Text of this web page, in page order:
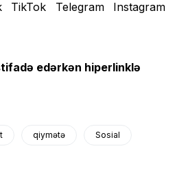
edərkən hiperlinklə
qiymətə Sosial